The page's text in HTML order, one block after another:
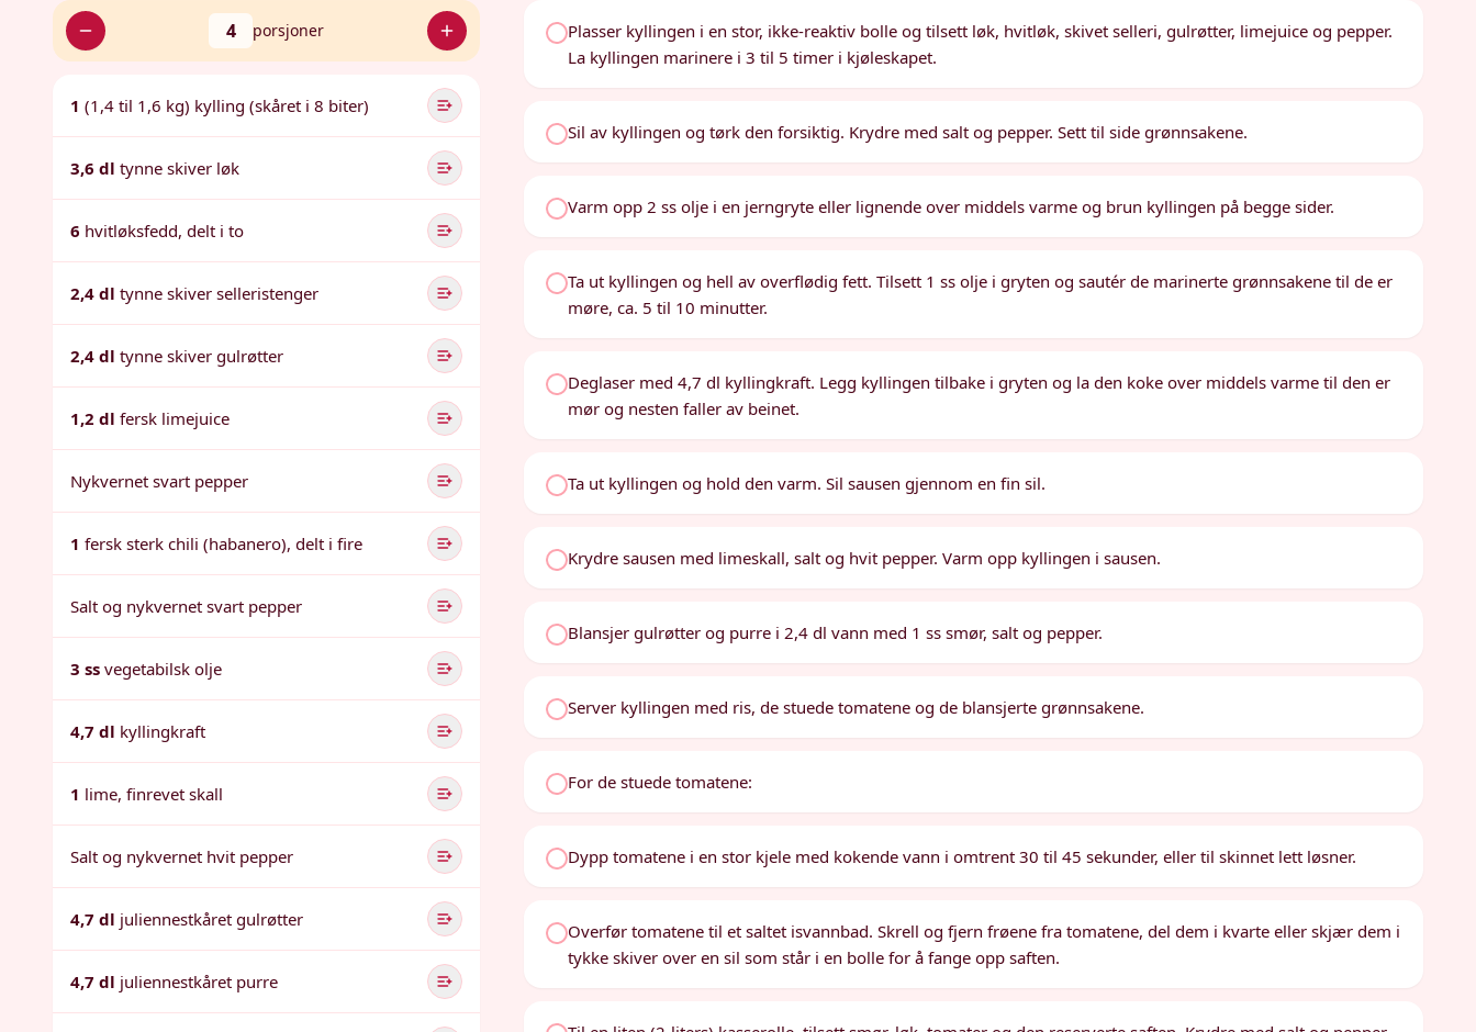
4 porsjoner
1 (1,4 til 1,6 kg) kylling (skåret i 8 biter)
3,6 dl tynne skiver løk
6 hvitløksfedd, delt i to
2,4 dl tynne skiver selleristenger
2,4 dl tynne skiver gulrøtter
1,2 dl fersk limejuice
Nykvernet svart pepper
1 fersk sterk chili (habanero), delt i fire
Salt og nykvernet svart pepper
3 ss vegetabilsk olje
4,7 dl kyllingkraft
1 lime, finrevet skall
Salt og nykvernet hvit pepper
4,7 dl juliennestkåret gulrøtter
4,7 dl juliennestkåret purre
Plasser kyllingen i en stor, ikke-reaktiv bolle og tilsett løk, hvitløk, skivet selleri, gulrøtter, limejuice og pepper.
La kyllingen marinere i 3 til 5 timer i kjøleskapet.
Sil av kyllingen og tørk den forsiktig. Krydre med salt og pepper. Sett til side grønnsakene.
Varm opp 2 ss olje i en jerngryte eller lignende over middels varme og brun kyllingen på begge sider.
Ta ut kyllingen og hell av overflødig fett. Tilsett 1 ss olje i gryten og sautér de marinerte grønnsakene til de er
møre, ca. 5 til 10 minutter.
Deglaser med 4,7 dl kyllingkraft. Legg kyllingen tilbake i gryten og la den koke over middels varme til den er
mør og nesten faller av beinet.
Ta ut kyllingen og hold den varm. Sil sausen gjennom en fin sil.
Krydre sausen med limeskall, salt og hvit pepper. Varm opp kyllingen i sausen.
Blansjer gulrøtter og purre i 2,4 dl vann med 1 ss smør, salt og pepper.
Server kyllingen med ris, de stuede tomatene og de blansjerte grønnsakene.
For de stuede tomatene:
Dypp tomatene i en stor kjele med kokende vann i omtrent 30 til 45 sekunder, eller til skinnet lett løsner.
Overfør tomatene til et saltet isvannbad. Skrell og fjern frøene fra tomatene, del dem i kvarte eller skjær dem i
tykke skiver over en sil som står i en bolle for å fange opp saften.